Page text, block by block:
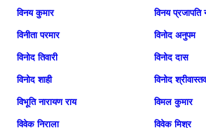
विनय कुमार विनय प्रजापति
विनीता परमार विनोद अनुपम
विनोद तिवारी विनोद दास
विनोद शाही विनोद श्रीवास्तव
विभूति नारायण राय विमल कुमार
विवेक निराला विवेक मिश्र